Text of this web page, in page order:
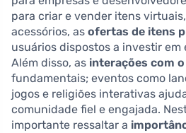
para criar e vender itens
acessórios, as ofertas de itens
usuários dispostos a investir em
Além disso, as interações com
fundamentais; eventos como
jogos e religiões interativas
comunidade fiel e engajada.
importante ressaltar a